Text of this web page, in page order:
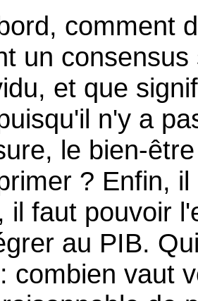
comment
un
et que
n'y a
le bien-
? Enfin,
il faut pouvoir
au PIB.
combien vaut